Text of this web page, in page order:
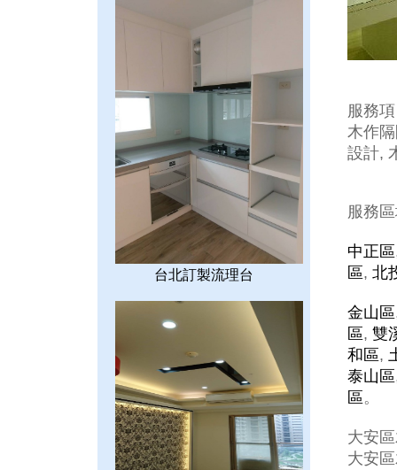
台北訂製流理台
服務
木作
設計,
服務
中正區
區, 北
金山區
區, 雙
和區,
泰山區
區 。
大安
大安